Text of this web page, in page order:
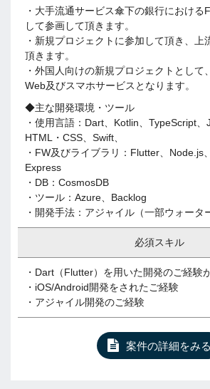
・大手流通サービス傘下の銀行における
して参画して頂きます。
・新規プロジェクトに参加して頂き、上
頂きます。
・外国人向けの新規プロジェクトとして
Web及びスマホサービスとなります。
◆主な開発環境・ツール
・使用言語：Dart、Kotlin、TypeScript、
HTML・CSS、Swift、
・FW及びライブラリ：Flutter、Node.js
Express
・DB：CosmosDB
・ツール：Azure、Backlog
・開発手法：アジャイル（一部ウォータ
必須スキル
・Dart（Flutter）を用いた開発のご経験
・iOS/Android開発をされたご経験
・アジャイル開発のご経験
案件の詳細をみる